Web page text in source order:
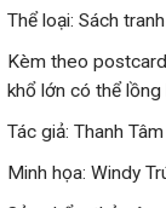
Thể loại: Sách tranh
Kèm theo
khổ lớn có thể lồng
Tác giả: Thanh Tâm
Minh họa: Windy